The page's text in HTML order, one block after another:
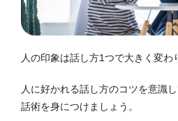
人の印象は話し方1つで大きく変わ
人に好かれる話し方のコツを意識
話術を身につけましょう。